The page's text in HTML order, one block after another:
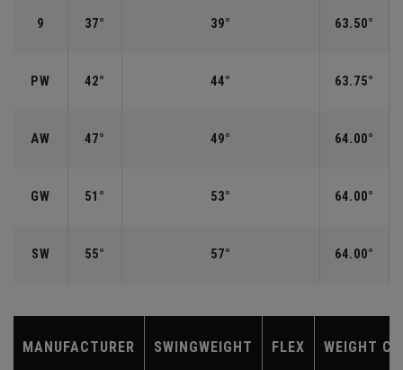
9 37° 39° 63.50°
PW 42° 44° 63.75°
AW 47° 49° 64.00°
GW 51° 53° 64.00°
SW 55° 57° 64.00°
MANUFACTURER SWINGWEIGHT FLEX WEIGHT